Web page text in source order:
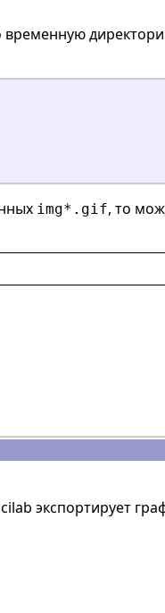
img*.gif, то
экспортирует